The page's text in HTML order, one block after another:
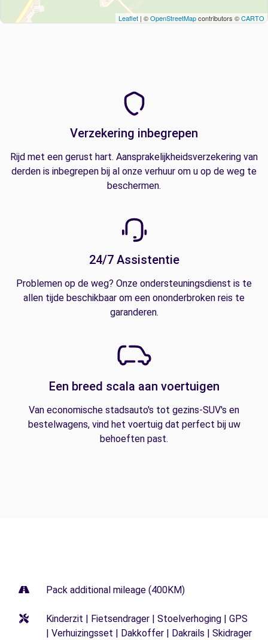
Leaflet | ©OpenStreetMapcontributors ©CARTO
Verzekering inbegrepen
Rijd met een gerust hart. Aansprakelijkheidsverzekering van
derden is inbegrepen bij al onze verhuur om u op de weg te
beschermen.
24/7 Assistentie
Problemen op de weg? Onze ondersteuningsdienst is te
allen tijde beschikbaar om een ononderbroken reis te
garanderen.
Een breed scala aan voertuigen
Van economische stadsauto's tot gezins-SUV's en
bestelwagens, vind het voertuig dat perfect bij uw
behoeften past.
Pack additional mileage (400KM)
Kinderzit | Fietsendrager | Stoelverhoging | GPS
| Verhuizingsset | Dakkoffer | Dakrails | Skidrager